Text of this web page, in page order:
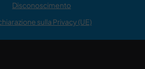
Disconoscimento
sulla Privacy (UE)